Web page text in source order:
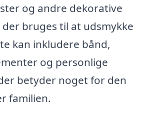
og andre dekorative
bruges til at udsmykke
kan inkludere bånd,
og personlige
betyder noget for den
familien.